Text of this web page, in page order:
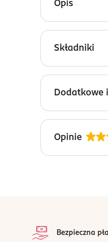
Opis
Vaseline Lip
suchą i
Składniki
Ingredients:
Dimethicone.
Dodatkowe
Rozprowadź
Paris
Opinie
Bezpieczna